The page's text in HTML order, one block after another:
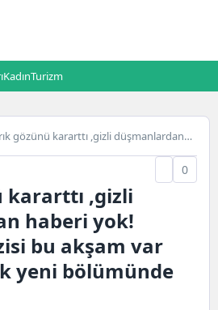
KadınTurizm
gözünü kararttı ,gizli düşmanlardan
mı? Aldatmak yeni bölümünde ne oluyor?
0
kararttı ,gizli
haberi yok!
bu akşam var
yeni bölümünde